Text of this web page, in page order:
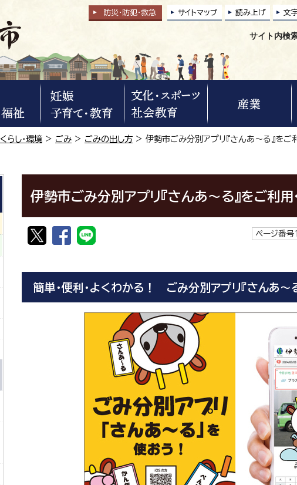
防災・防犯・救急 サイトマップ 読み上げ 文
サイト内検
くらし・環境 > ごみ > ごみの出し方 > 伊勢市ごみ分別アプリ『さんあ～る』をご
伊勢市ごみ分別アプリ『さんあ～る』をご利
ページ番
簡単・便利・よくわかる！ ごみ分別アプリ『さんあ～